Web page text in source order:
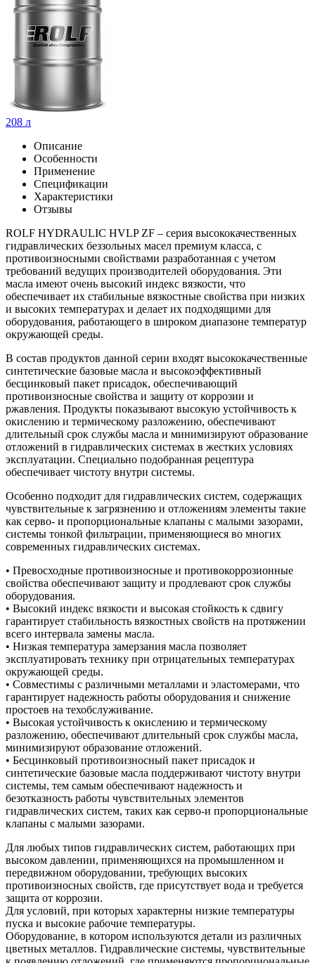
208 л
Описание
Особенности
Применение
Спецификации
Характеристики
Отзывы
ROLF HYDRAULIC HVLP ZF – серия высококачественных
гидравлических беззольных масел премиум класса, с
противоизносными свойствами разработанная с учетом
требований ведущих производителей оборудования. Эти
масла имеют очень высокий индекс вязкости, что
обеспечивает их стабильные вязкостные свойства при низких
и высоких температурах и делает их подходящими для
оборудования, работающего в широком диапазоне температур
окружающей среды.
В состав продуктов данной серии входят высококачественные
синтетические базовые масла и высокоэффективный
бесцинковый пакет присадок, обеспечивающий
противоизносные свойства и защиту от коррозии и
ржавления. Продукты показывают высокую устойчивость к
окислению и термическому разложению, обеспечивают
длительный срок службы масла и минимизируют образование
отложений в гидравлических системах в жестких условиях
эксплуатации. Специально подобранная рецептура
обеспечивает чистоту внутри системы.
Особенно подходит для гидравлических систем, содержащих
чувствительные к загрязнению и отложениям элементы такие
как серво- и пропорциональные клапаны с малыми зазорами,
системы тонкой фильтрации, применяющиеся во многих
современных гидравлических системах.
• Превосходные противоизносные и противокоррозионные
свойства обеспечивают защиту и продлевают срок службы
оборудования.
• Высокий индекс вязкости и высокая стойкость к сдвигу
гарантирует стабильность вязкостных свойств на протяжении
всего интервала замены масла.
• Низкая температура замерзания масла позволяет
эксплуатировать технику при отрицательных температурах
окружающей среды.
• Совместимы с различными металлами и эластомерами, что
гарантирует надежность работы оборудования и снижение
простоев на техобслуживание.
• Высокая устойчивость к окислению и термическому
разложению, обеспечивают длительный срок службы масла,
минимизируют образование отложений.
• Бесцинковый противоизносный пакет присадок и
синтетические базовые масла поддерживают чистоту внутри
системы, тем самым обеспечивают надежность и
безотказность работы чувствительных элементов
гидравлических систем, таких как серво-и пропорциональные
клапаны с малыми зазорами.
Для любых типов гидравлических систем, работающих при
высоком давлении, применяющихся на промышленном и
передвижном оборудовании, требующих высоких
противоизносных свойств, где присутствует вода и требуется
защита от коррозии.
Для условий, при которых характерны низкие температуры
пуска и высокие рабочие температуры.
Оборудование, в котором используются детали из различных
цветных металлов. Гидравлические системы, чувствительные